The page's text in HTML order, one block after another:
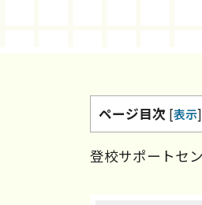
ページ目次 [表示]
登校サポートセ